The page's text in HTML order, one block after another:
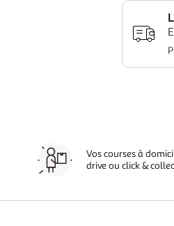
Vos courses à
drive ou click &